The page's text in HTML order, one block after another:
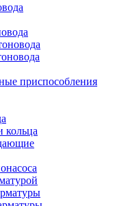
приспособления